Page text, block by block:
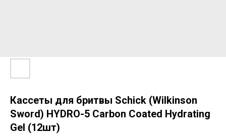
Кассеты для бритвы Schick (Wilkinson
Sword) HYDRO-5 Carbon Coated Hydrating
Gel (12шт)